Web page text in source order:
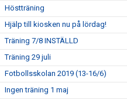
Höstträning
Hjälp till kiosken nu på lördag!
Träning 7/8 INSTÄLLD
Träning 29 juli
Fotbollsskolan 2019 (13-16/6)
Ingen träning 1 maj